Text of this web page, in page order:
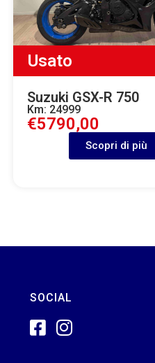
Usato
Suzuki GSX-R 750
Km: 24999
€5790,00
Scopri di più
SOCIAL